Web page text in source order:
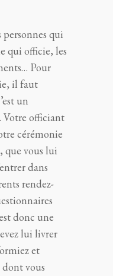
personnes qui
qui officie, les
Pour
il faut
un
Votre officiant
cérémonie
que vous lui
dans
rendez-
donc une
lui livrer
et
vous